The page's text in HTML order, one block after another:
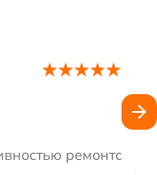
ремонта.